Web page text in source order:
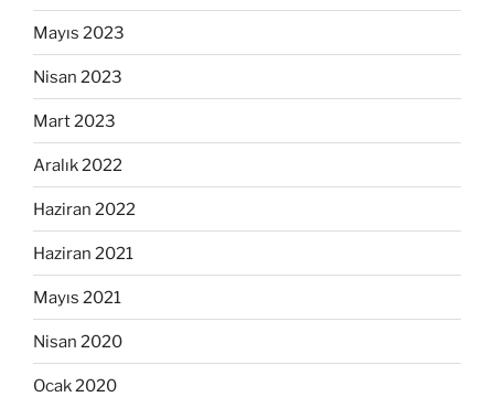
Mayıs 2023
Nisan 2023
Mart 2023
Aralık 2022
Haziran 2022
Haziran 2021
Mayıs 2021
Nisan 2020
Ocak 2020